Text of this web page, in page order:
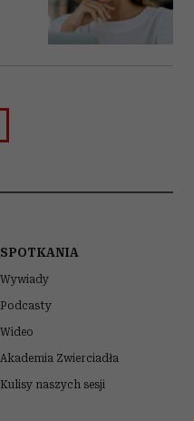
SPOTKANIA
Wywiady
Podcasty
Wideo
Akademia Zwierciadła
Kulisy naszych sesji